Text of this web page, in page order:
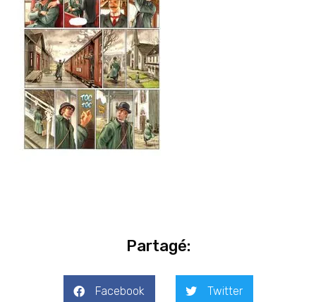
Partagé:
Facebook Twitter